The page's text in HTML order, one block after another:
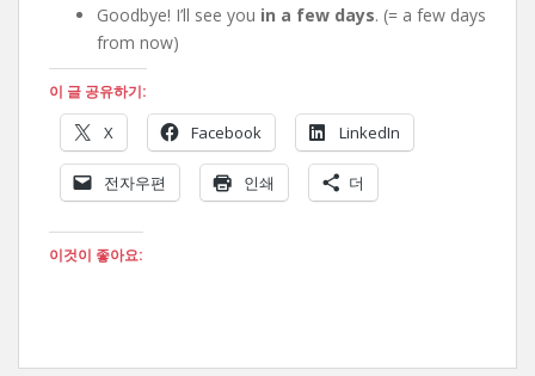
Goodbye! I’ll see you in a few days. (= a few days
from now)
이 글 공유하기:
X Facebook LinkedIn
전자우편 인쇄 더
이것이 좋아요: